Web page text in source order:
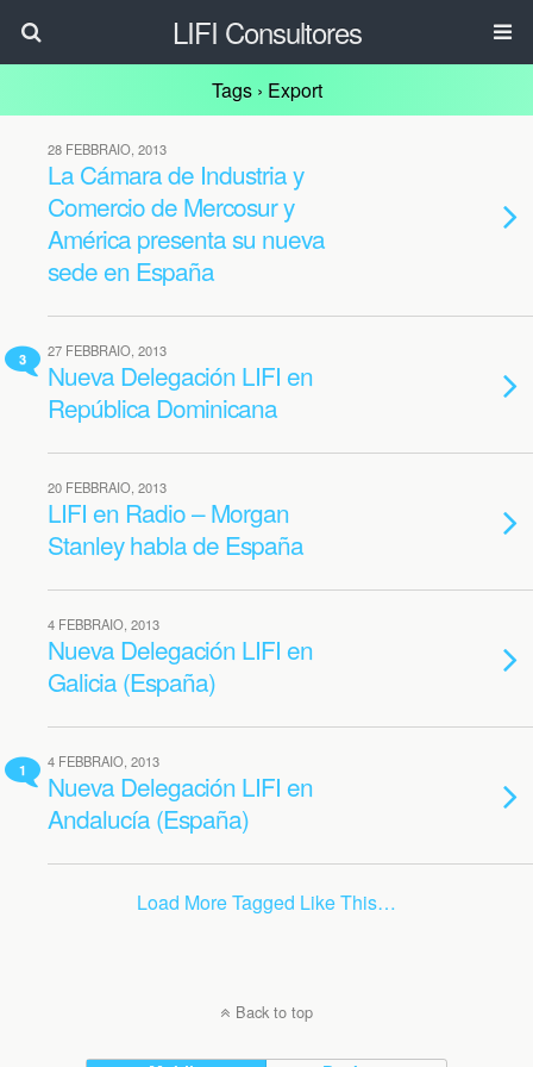
LIFI Consultores
Tags › Export
28 FEBBRAIO, 2013
La Cámara de Industria y
Comercio de Mercosur y
América presenta su nueva
sede en España
3 27 FEBBRAIO, 2013
Nueva Delegación LIFI en
República Dominicana
20 FEBBRAIO, 2013
LIFI en Radio – Morgan
Stanley habla de España
4 FEBBRAIO, 2013
Nueva Delegación LIFI en
Galicia (España)
1 4 FEBBRAIO, 2013
Nueva Delegación LIFI en
Andalucía (España)
Load More Tagged Like This…
Back to top